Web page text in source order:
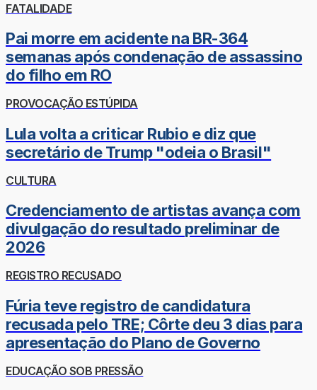
FATALIDADE
Pai morre em acidente na BR-364
semanas após condenação de assassino
do filho em RO
PROVOCAÇÃO ESTÚPIDA
Lula volta a criticar Rubio e diz que
secretário de Trump "odeia o Brasil"
CULTURA
Credenciamento de artistas avança com
divulgação do resultado preliminar de
2026
REGISTRO RECUSADO
Fúria teve registro de candidatura
recusada pelo TRE; Côrte deu 3 dias para
apresentação do Plano de Governo
EDUCAÇÃO SOB PRESSÃO